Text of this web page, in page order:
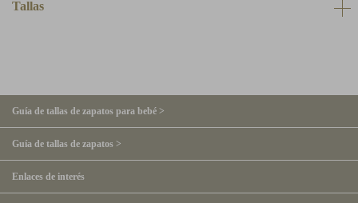
Tallas
Guía de tallas de zapatos para bebé >
Guía de tallas de zapatos >
Enlaces de interés